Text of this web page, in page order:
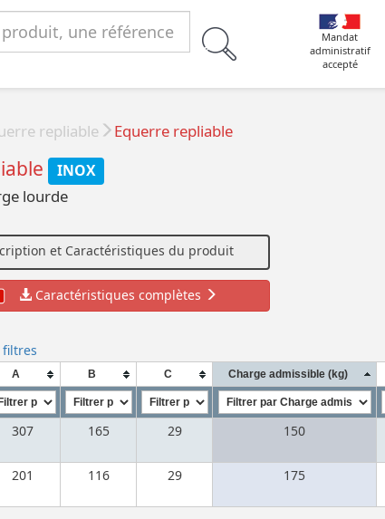
Mandat
administratif
accepté
repliable Equerre repliable
INOX
lourde
et Caractéristiques du produit
Caractéristiques complètes
A B C Charge admissible (kg)
307 165 29 150
201 116 29 175